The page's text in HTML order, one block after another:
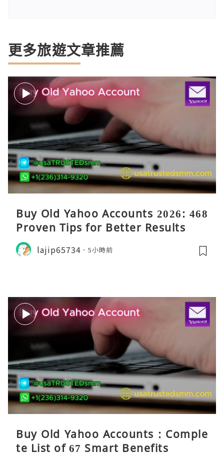
更多旅遊文章推薦
Buy Old Yahoo Accounts 2026: 468
Proven Tips for Better Results
lajip65734 5小時前
Buy Old Yahoo Accounts : Comple
te List of 67 Smart Benefits